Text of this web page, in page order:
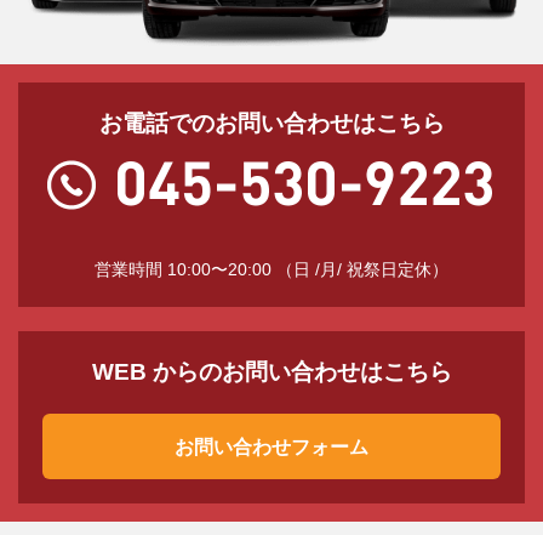
お電話でのお問い合わせはこちら
営業時間 10:00〜20:00 （日 /月/ 祝祭日定休）
WEB からのお問い合わせはこちら
お問い合わせフォーム